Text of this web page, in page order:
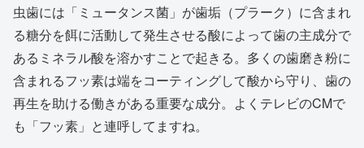
虫歯には「ミュータンス菌」が歯垢（プラーク）に含まれ
る糖分を餌に活動して発生させる酸によって歯の主成分で
あるミネラル酸を溶かすことで起きる。多くの歯磨き粉に
含まれるフッ素は端をコーティングして酸から守り、歯の
再生を助ける働きがある重要な成分。よくテレビのCMで
も「フッ素」と連呼してますね。